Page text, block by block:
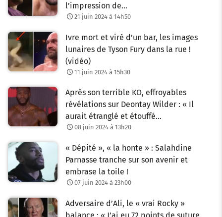
l’impression de…
21 juin 2024 à 14h50
Ivre mort et viré d’un bar, les images
lunaires de Tyson Fury dans la rue !
(vidéo)
11 juin 2024 à 15h30
Après son terrible KO, effroyables
révélations sur Deontay Wilder : « Il
aurait étranglé et étouffé…
08 juin 2024 à 13h20
« Dépité », « la honte » : Salahdine
Parnasse tranche sur son avenir et
embrase la toile !
07 juin 2024 à 23h00
Adversaire d’Ali, le « vrai Rocky »